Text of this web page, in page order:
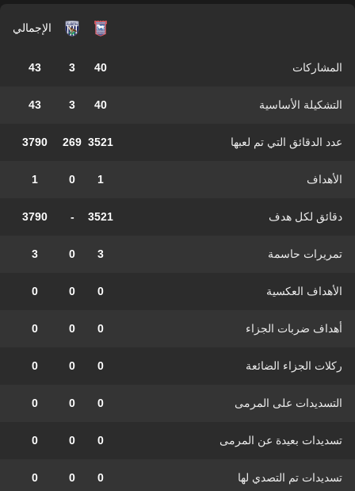
الإجمالي
المشاركات 40
3
43
التشكيلة الأساسية 40
3
43
عدد الدقائق التي تم لعبها 3521
269
3790
الأهداف 1
0
1
دقائق لكل هدف 3521
-
3790
تمريرات حاسمة 3
0
3
الأهداف العكسية 0
0
0
أهداف ضربات الجزاء 0
0
0
ركلات الجزاء الضائعة 0
0
0
التسديدات على المرمى 0
0
0
تسديدات بعيدة عن المرمى 0
0
0
تسديدات تم التصدي لها 0
0
0